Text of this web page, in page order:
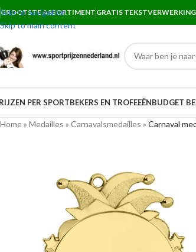
Skip to navigation
Skip to main content
GROOTSTE ASSORTIMENT GRATIS TEKSTVERWERKING
PER SPORTBEKERS EN TROFEEËNBUDGET
Home» Medailles » Carnavalsmedailles » Carnaval